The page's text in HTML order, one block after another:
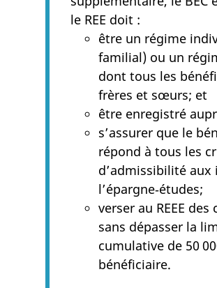
le REE doit :
être un régime
familial) ou un
dont tous les
frères et sœurs; et
être enregistré
s’assurer que le
répond à tous les
d’admissibilité aux
l’épargne‑études;
verser au REEE
sans dépasser la
cumulative de 50
bénéficiaire.